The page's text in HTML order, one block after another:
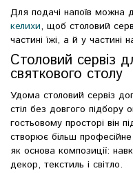
Для подачі напоїв можна
келихи, щоб столовий
частині їжі, а й у частині
Столовий сервіз
святкового столу
Удома столовий сервіз
стіл без довгого підбору
гостьовому просторі він
створює більш
як основа композиції:
декор, текстиль і світло.